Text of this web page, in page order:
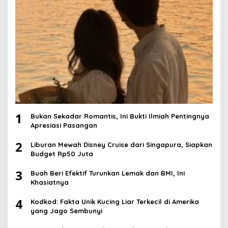
1
Bukan Sekadar Romantis, Ini Bukti Ilmiah Pentingnya
Apresiasi Pasangan
2
Liburan Mewah Disney Cruise dari Singapura, Siapkan
Budget Rp50 Juta
3
Buah Beri Efektif Turunkan Lemak dan BMI, Ini
Khasiatnya
4
Kodkod: Fakta Unik Kucing Liar Terkecil di Amerika
yang Jago Sembunyi